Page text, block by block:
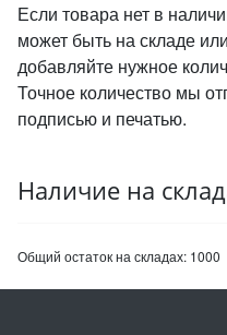
Если товара нет в
может быть на складе
добавляйте нужное
Точное количество мы
подписью и печатью.
Наличие на
Общий остаток на складах: 1000